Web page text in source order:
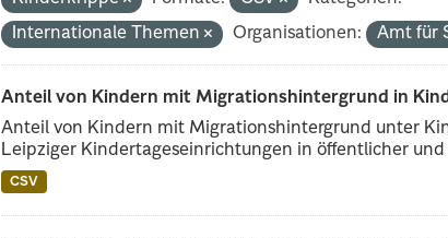
Internationale Themen
Organisationen: Amt für
Anteil von Kindern mit Migrationshintergrund in
Anteil von Kindern mit Migrationshintergrund unter
Leipziger Kindertageseinrichtungen in öffentlicher und
CSV